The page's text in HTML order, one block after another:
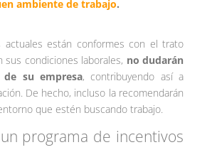
ambiente de trabajo.
actuales están conformes con el trato
sus condiciones laborales, no dudarán
su empresa, contribuyendo así a
De hecho, incluso la recomendarán
que estén buscando trabajo.
programa de incentivos